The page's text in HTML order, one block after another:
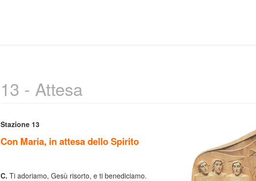
13 - Attesa
Stazione 13
Con Maria, in attesa dello Spirito
C. Ti adoriamo, Gesù risorto, e ti benediciamo.